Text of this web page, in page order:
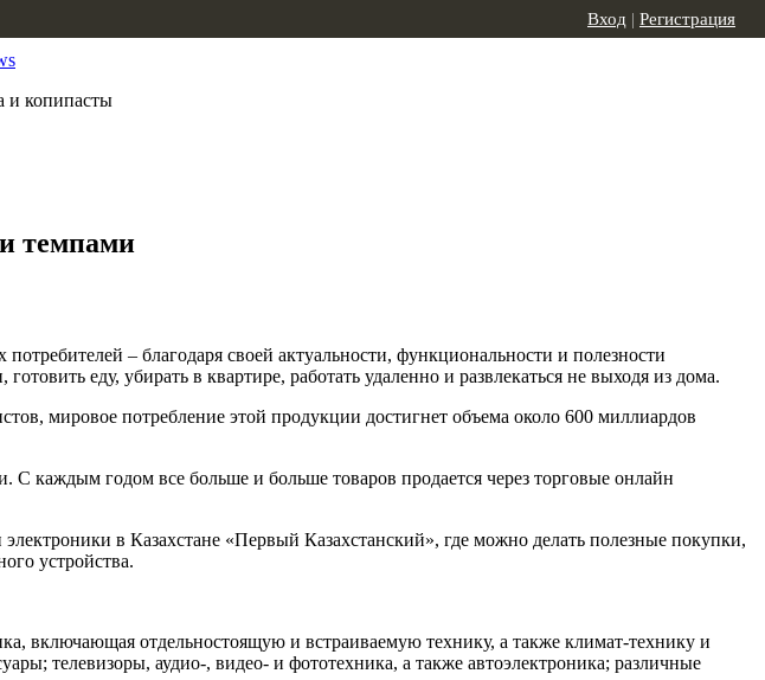
и копипасты
Вход | Регистрация
темпами
– благодаря своей актуальности, функциональности и полезности
еду, убирать в квартире, работать удаленно и развлекаться не выходя из дома.
мировое потребление этой продукции достигнет объема около 600 миллиардов
С каждым годом все больше и больше товаров продается через торговые онлайн
в Казахстане «Первый Казахстанский», где можно делать полезные покупки,
устройства.
включающая отдельностоящую и встраиваемую технику, а также климат-технику и
телевизоры, аудио-, видео- и фототехника, а также автоэлектроника; различные